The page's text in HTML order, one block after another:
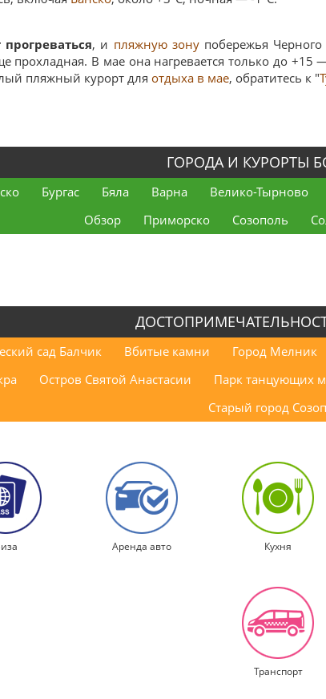
, и пляжную зонупобережья Черного
прохладная. В мае она нагревается только до +15
пляжный курорт для отдыха в мае, обратитесь к "
ГОРОДА И КУРОРТЫ
Бургас Бяла Варна Велико-Тырново
Обзор
Приморско Созополь
сад Балчик Вбитые камни Город Мелник
Остров Святой Анастасии Парк танцующих
Старый город
Аренда авто Кухня
Транспорт